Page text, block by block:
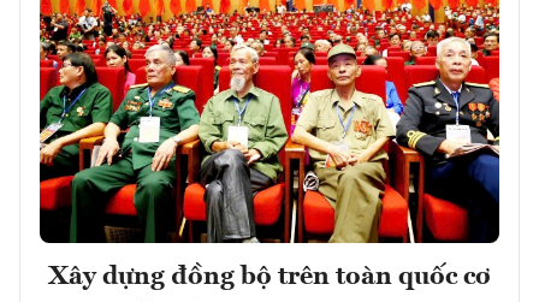
Xây dựng đồng bộ trên toàn quốc cơ